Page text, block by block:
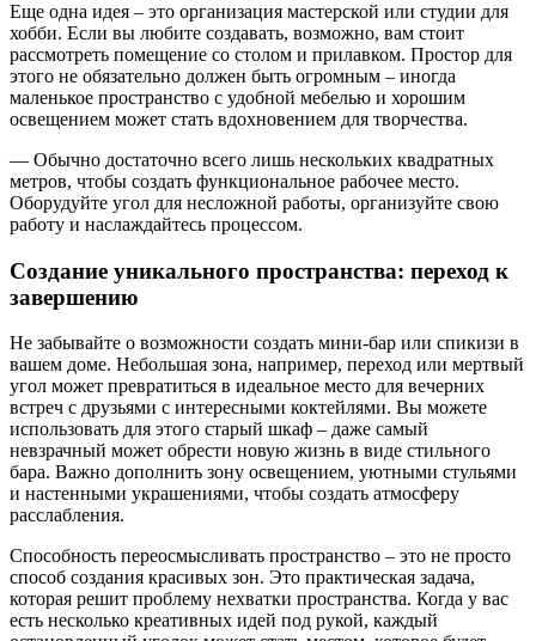
Еще одна идея – это организация мастерской или студии для
хобби. Если вы любите создавать, возможно, вам стоит
рассмотреть помещение со столом и прилавком. Простор для
этого не обязательно должен быть огромным – иногда
маленькое пространство с удобной мебелью и хорошим
освещением может стать вдохновением для творчества.
— Обычно достаточно всего лишь нескольких квадратных
метров, чтобы создать функциональное рабочее место.
Оборудуйте угол для несложной работы, организуйте свою
работу и наслаждайтесь процессом.
Создание уникального пространства: переход к
завершению
Не забывайте о возможности создать мини-бар или спикизи в
вашем доме. Небольшая зона, например, переход или мертвый
угол может превратиться в идеальное место для вечерних
встреч с друзьями с интересными коктейлями. Вы можете
использовать для этого старый шкаф – даже самый
невзрачный может обрести новую жизнь в виде стильного
бара. Важно дополнить зону освещением, уютными стульями
и настенными украшениями, чтобы создать атмосферу
расслабления.
Способность переосмысливать пространство – это не просто
способ создания красивых зон. Это практическая задача,
которая решит проблему нехватки пространства. Когда у вас
есть несколько креативных идей под рукой, каждый